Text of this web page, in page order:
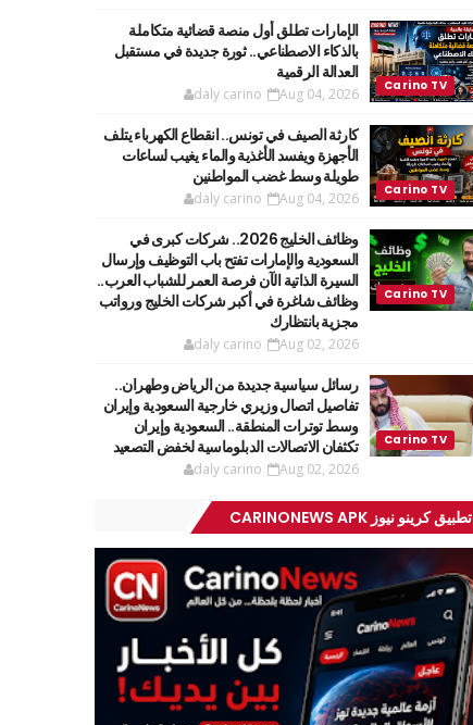
الإمارات تطلق أول منصة قضائية متكاملة
بالذكاء الاصطناعي.. ثورة جديدة في مستقبل
العدالة الرقمية
daly carino Aug 04, 2026
كارثة الصيف في تونس.. انقطاع الكهرباء يتلف
الأجهزة ويفسد الأغذية والماء يغيب لساعات
طويلة وسط غضب المواطنين
daly carino Aug 04, 2026
وظائف الخليج 2026.. شركات كبرى في
السعودية والإمارات تفتح باب التوظيف وإرسال
السيرة الذاتية الآن فرصة العمر للشباب العرب..
وظائف شاغرة في أكبر شركات الخليج ورواتب
مجزية بانتظارك
daly carino Aug 02, 2026
رسائل سياسية جديدة من الرياض وطهران..
تفاصيل اتصال وزيري خارجية السعودية وإيران
وسط توترات المنطقة.. السعودية وإيران
تكثفان الاتصالات الدبلوماسية لخفض التصعيد
daly carino Aug 02, 2026
تطبيق كرينو نيوز CARINONEWS APK